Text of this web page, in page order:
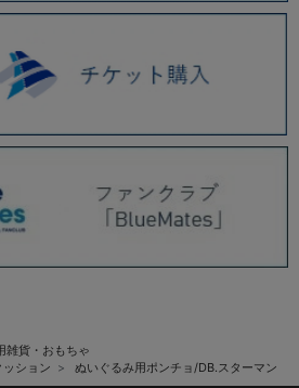
雑貨・おもちゃ
ション
ぬいぐるみ用ポンチョ/DB.スターマン